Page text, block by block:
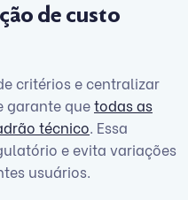
de custo
critérios e centralizar
garante quetodas as
técnico. Essa
e evita variações
usuários.